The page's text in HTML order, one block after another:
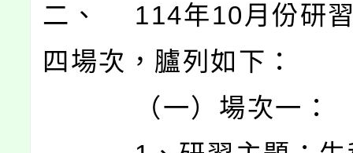
二、 114年10月份研
四場次，臚列如下：
（一）場次一：